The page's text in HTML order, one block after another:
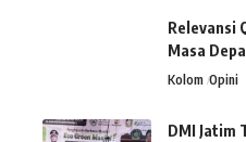
Relevansi
Masa
Kolom Opini
DMI Jatim